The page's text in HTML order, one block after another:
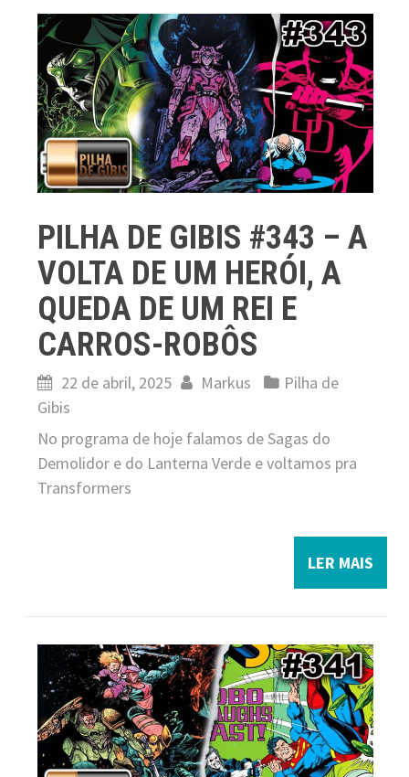
PILHA DE GIBIS #343 – A
VOLTA DE UM HERÓI, A
QUEDA DE UM REI E
CARROS-ROBÔS
22 de abril, 2025 Markus
Pilha de
Gibis
No programa de hoje falamos de Sagas do
Demolidor e do Lanterna Verde e voltamos pra
Transformers
LER MAIS